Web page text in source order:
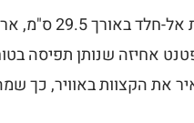
הזוג הזה
פטנט אחיזה שנותן תפיסה
את הקצוות באוויר, כך